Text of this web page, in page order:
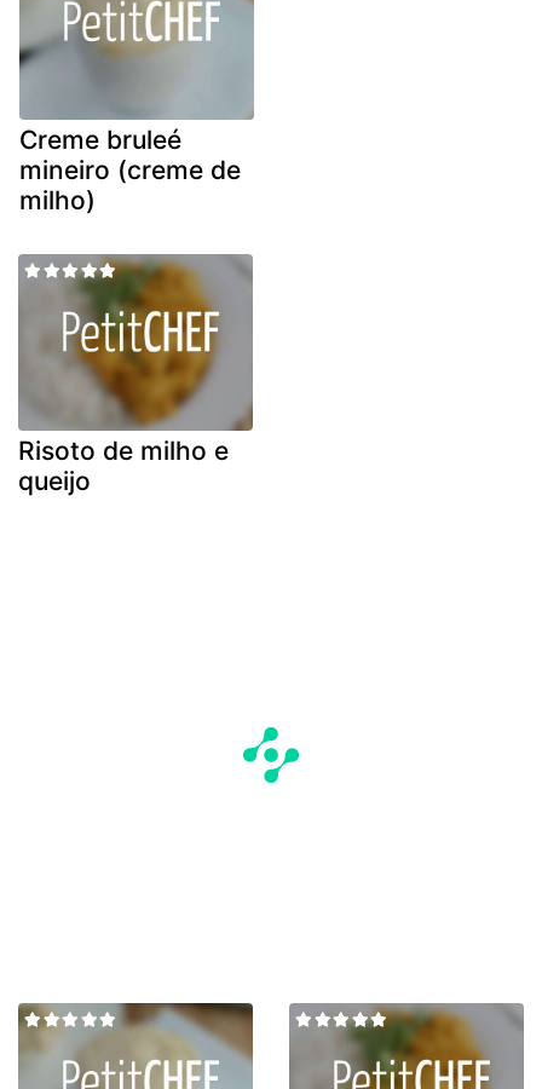
Creme bruleé
mineiro (creme de
milho)
Risoto de milho e
queijo